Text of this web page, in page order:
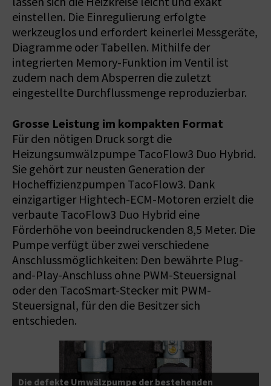
einstellen. Die Einregulierung erfolgte
werkzeuglos und erfordert keinerlei Messgeräte,
Diagramme oder Tabellen. Mithilfe der
integrierten Memory-Funktion im Ventil ist
zudem nach dem Absperren die zuletzt
eingestellte Durchflussmenge reproduzierbar.
Grosse Leistung im kompakten Format
Für den nötigen Druck sorgt die
Heizungsumwälzpumpe TacoFlow3 Duo Hybrid.
Sie gehört zur neusten Generation der
Hocheffizienzpumpen TacoFlow3. Dank
einzigartiger Hightech-ECM-Motoren erzielt die
verbaute TacoFlow3 Duo Hybrid eine
Förderhöhe von beeindruckenden 8,5 Meter. Die
Pumpe verfügt über zwei verschiedene
Anschlussmöglichkeiten: Den bewährte Plug-
and-Play-Anschluss ohne PWM-Steuersignal
oder den TacoSmart-Stecker mit PWM-
Steuersignal, für den die Besitzer sich
entschieden.
Die defekte Umwälzpumpe der bestehenden